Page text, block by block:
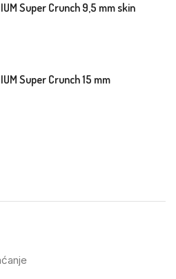
Super Crunch 9,5 mm skin
Super Crunch 15 mm